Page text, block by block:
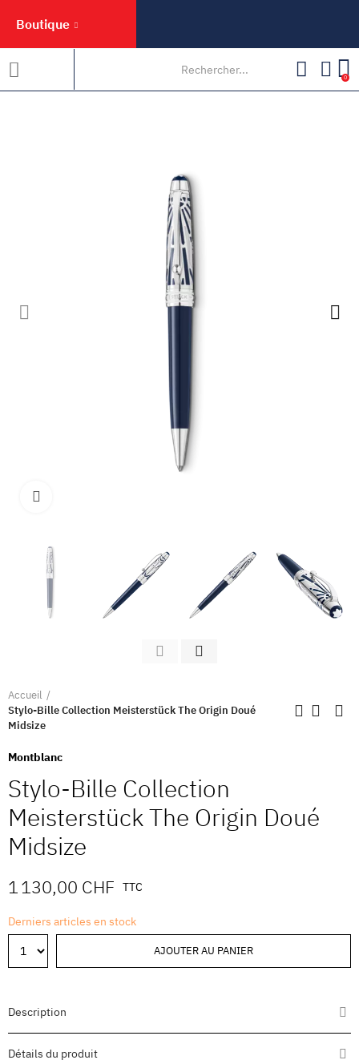
Boutique
0
Accueil
Stylo-Bille Collection Meisterstück The Origin Doué
Midsize
Montblanc
Stylo-Bille Collection
Meisterstück The Origin Doué
Midsize
1 130,00 CHF TTC
Derniers articles en stock
AJOUTER AU PANIER
Description
Détails du produit